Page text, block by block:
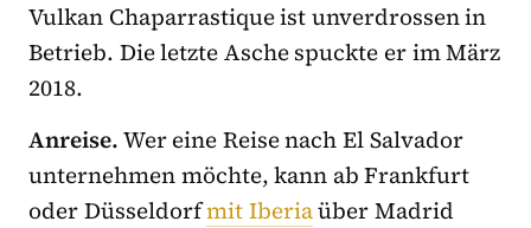
Vulkan Chaparrastique ist unverdrossen in
Betrieb. Die letzte Asche spuckte er im März
2018.
Anreise.Wer eine Reise nach El Salvador
unternehmen möchte, kann ab Frankfurt
oder Düsseldorfmit Iberiaüber Madrid